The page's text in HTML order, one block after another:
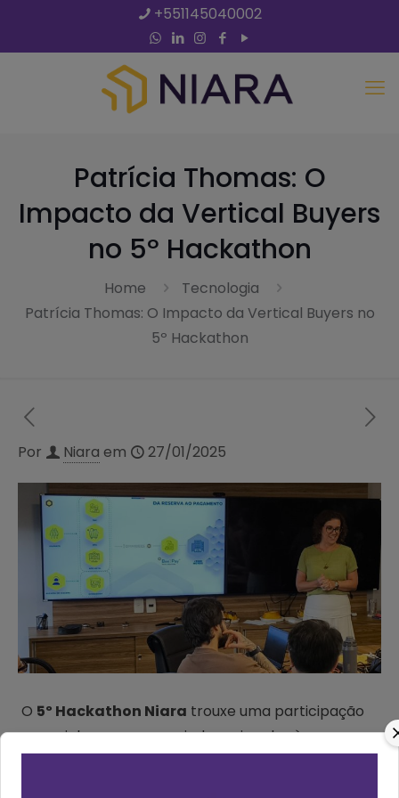
+551145040002
Patrícia Thomas: O
Impacto da Vertical Buyers
no 5º Hackathon
Home
Tecnologia
Patrícia Thomas: O Impacto da Vertical Buyers no
5º Hackathon
Por Niara em 27/01/2025
O 5º Hackathon Niara trouxe uma participação
especial que agregou ainda mais valor às